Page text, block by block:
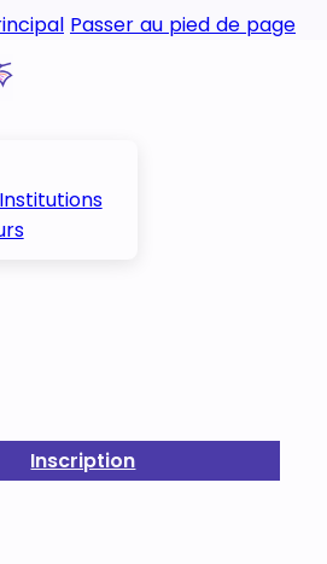
Passer au pied de page
Inscription